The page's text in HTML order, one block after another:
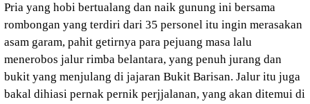
Pria yang hobi bertualang dan naik gunung ini bersama
rombongan yang terdiri dari 35 personel itu ingin merasakan
asam garam, pahit getirnya para pejuang masa lalu
menerobos jalur rimba belantara, yang penuh jurang dan
bukit yang menjulang di jajaran Bukit Barisan. Jalur itu juga
bakal dihiasi pernak pernik perjjalanan, yang akan ditemui di